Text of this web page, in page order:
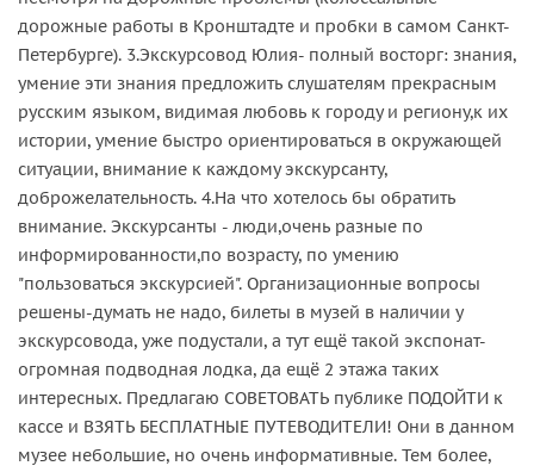
дорожные работы в Кронштадте и пробки в самом Санкт-
Петербурге). 3.Экскурсовод Юлия- полный восторг: знания,
умение эти знания предложить слушателям прекрасным
русским языком, видимая любовь к городу и региону,к их
истории, умение быстро ориентироваться в окружающей
ситуации, внимание к каждому экскурсанту,
доброжелательность. 4.На что хотелось бы обратить
внимание. Экскурсанты - люди,очень разные по
информированности,по возрасту, по умению
"пользоваться экскурсией". Организационные вопросы
решены-думать не надо, билеты в музей в наличии у
экскурсовода, уже подустали, а тут ещё такой экспонат-
огромная подводная лодка, да ещё 2 этажа таких
интересных. Предлагаю СОВЕТОВАТЬ публике ПОДОЙТИ к
кассе и ВЗЯТЬ БЕСПЛАТНЫЕ ПУТЕВОДИТЕЛИ! Они в данном
музее небольшие, но очень информативные. Тем более,